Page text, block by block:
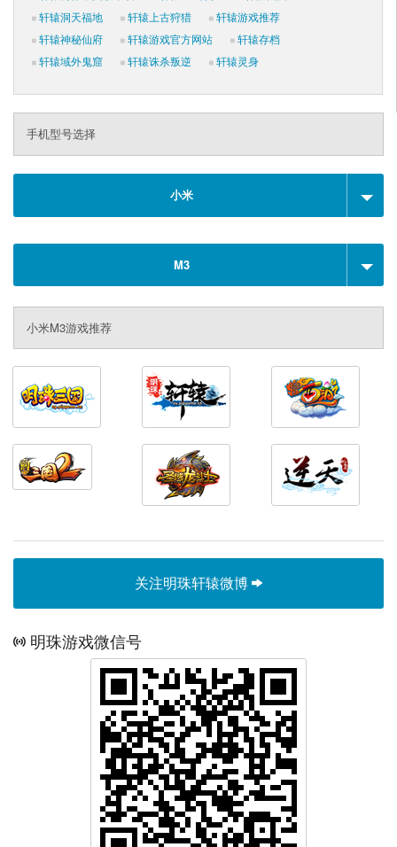
轩辕洞天福地
轩辕上古狩猎
轩辕游戏推荐
轩辕神秘仙府
轩辕游戏官方网站
轩辕存档
轩辕域外鬼窟
轩辕诛杀叛逆 轩辕灵身
手机型号选择
小米
M3
小米M3游戏推荐
关注明珠轩辕微博
明珠游戏微信号